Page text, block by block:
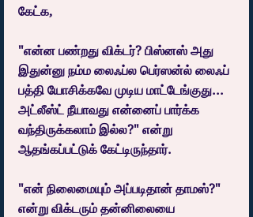
கேட்க,
"என்ன பண்றது விக்டர்? பிஸ்னஸ் அது
இதுன்னு நம்ம லைஃப்ல பெர்ஸன்ல் லைஃப்
பத்தி யோசிக்கவே முடிய மாட்டேங்குது...
அட்லீஸ்ட் நீயாவது என்னைப் பார்க்க
வந்திருக்கலாம் இல்ல?" என்று
ஆதங்கப்பட்டுக் கேட்டிருந்தார்.
"என் நிலைமையும் அப்படிதான் தாமஸ்?"
என்று விக்டரும் தன்னிலையை